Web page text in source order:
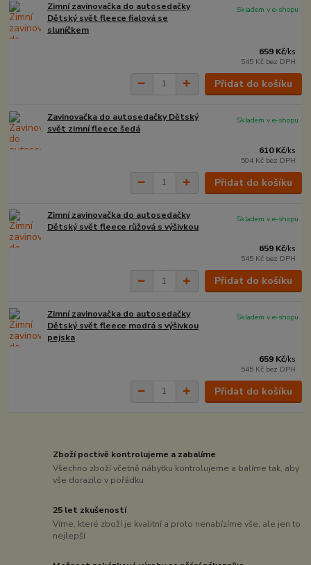
Zimní zavinovačka do autosedačky
Dětský svět fleece fialová se
sluníčkem
659 Kč/ks
545 Kč bez DPH
Skladem v e-shopu
Přidat do košíku
Zavinovačka do autosedačky Dětský
svět zimní fleece šedá
610 Kč/ks
504 Kč bez DPH
Skladem v e-shopu
Přidat do košíku
Zimní zavinovačka do autosedačky
Dětský svět fleece růžová s výšivkou
659 Kč/ks
545 Kč bez DPH
Skladem v e-shopu
Přidat do košíku
Zimní zavinovačka do autosedačky
Dětský svět fleece modrá s výšivkou
pejska
659 Kč/ks
545 Kč bez DPH
Skladem v e-shopu
Přidat do košíku
Zboží poctivě kontrolujeme a zabalíme
Všechno zboží včetně nábytku kontrolujeme a balíme tak, aby
vše dorazilo v pořádku
25 let zkušeností
Víme, které zboží je kvalitní a proto nenabízíme vše, ale jen to
nejlepší